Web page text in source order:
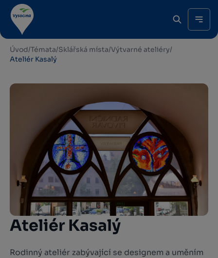
Úvod/Témata/Sklářská místa/Výtvarné ateliéry/
Ateliér Kasalý
Ateliér Kasalý
Rodinný ateliér zabývající se designem a uměním